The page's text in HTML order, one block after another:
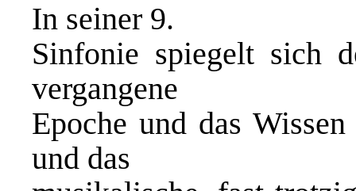
In seiner 9.
Sinfonie spiegelt sich
vergangene
Epoche und das
und das